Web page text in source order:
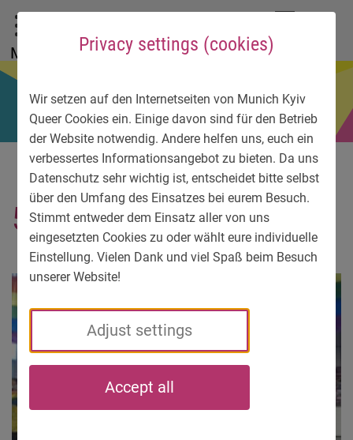
Privacy settings (cookies)
Wir setzen auf den Internetseiten von Munich Kyiv
Queer Cookies ein. Einige davon sind für den Betrieb
der Website notwendig. Andere helfen uns, euch ein
verbessertes Informationsangebot zu bieten. Da uns
Datenschutz sehr wichtig ist, entscheidet bitte selbst
über den Umfang des Einsatzes bei eurem Besuch.
Stimmt entweder dem Einsatz aller von uns
eingesetzten Cookies zu oder wählt eure individuelle
Einstellung. Vielen Dank und viel Spaß beim Besuch
unserer Website!
Adjust settings
Accept all
To main menu
To language menu
To search
To content
To service information
Menu
5551-1